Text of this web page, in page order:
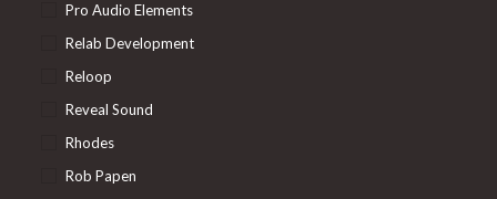
Pro Audio Elements
Relab Development
Reloop
Reveal Sound
Rhodes
Rob Papen